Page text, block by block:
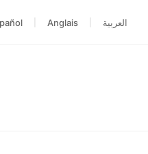
Anglais العربية